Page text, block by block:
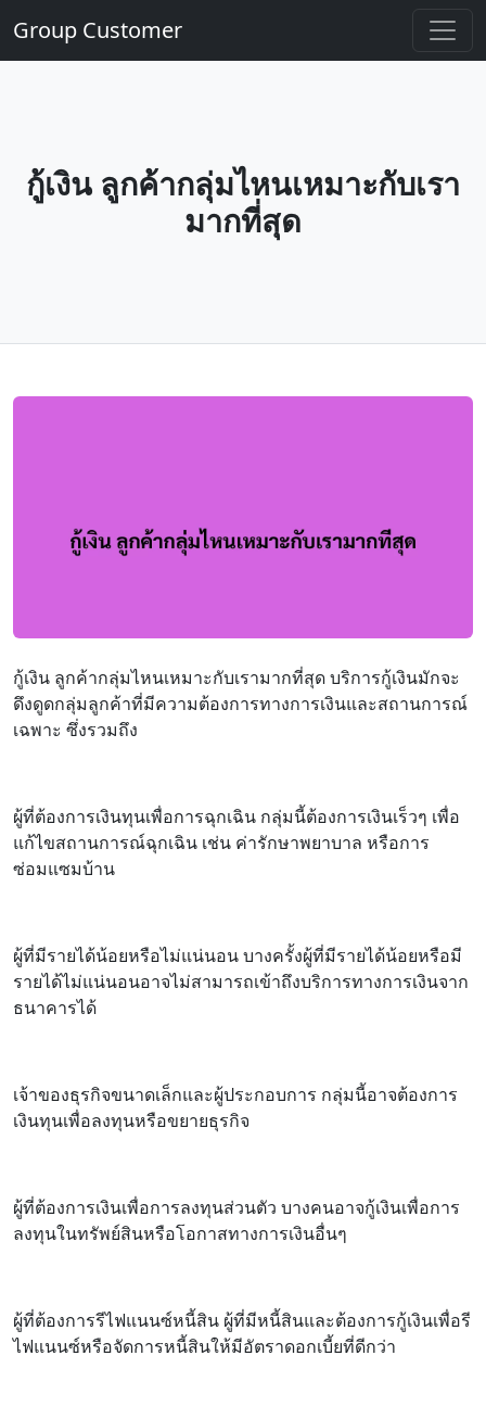
Group Customer
กู้เงิน ลูกค้ากลุ่มไหนเหมาะกับเรา
มากที่สุด
กู้เงิน ลูกค้ากลุ่มไหนเหมาะกับเรามากที่สุด บริการกู้เงินมักจะ
ดึงดูดกลุ่มลูกค้าที่มีความต้องการทางการเงินและสถานการณ์
เฉพาะ ซึ่งรวมถึง
ผู้ที่ต้องการเงินทุนเพื่อการฉุกเฉิน กลุ่มนี้ต้องการเงินเร็วๆ เพื่อ
แก้ไขสถานการณ์ฉุกเฉิน เช่น ค่ารักษาพยาบาล หรือการ
ซ่อมแซมบ้าน
ผู้ที่มีรายได้น้อยหรือไม่แน่นอน บางครั้งผู้ที่มีรายได้น้อยหรือมี
รายได้ไม่แน่นอนอาจไม่สามารถเข้าถึงบริการทางการเงินจาก
ธนาคารได้
เจ้าของธุรกิจขนาดเล็กและผู้ประกอบการ กลุ่มนี้อาจต้องการ
เงินทุนเพื่อลงทุนหรือขยายธุรกิจ
ผู้ที่ต้องการเงินเพื่อการลงทุนส่วนตัว บางคนอาจกู้เงินเพื่อการ
ลงทุนในทรัพย์สินหรือโอกาสทางการเงินอื่นๆ
ผู้ที่ต้องการรีไฟแนนซ์หนี้สิน ผู้ที่มีหนี้สินและต้องการกู้เงินเพื่อรี
ไฟแนนซ์หรือจัดการหนี้สินให้มีอัตราดอกเบี้ยที่ดีกว่า